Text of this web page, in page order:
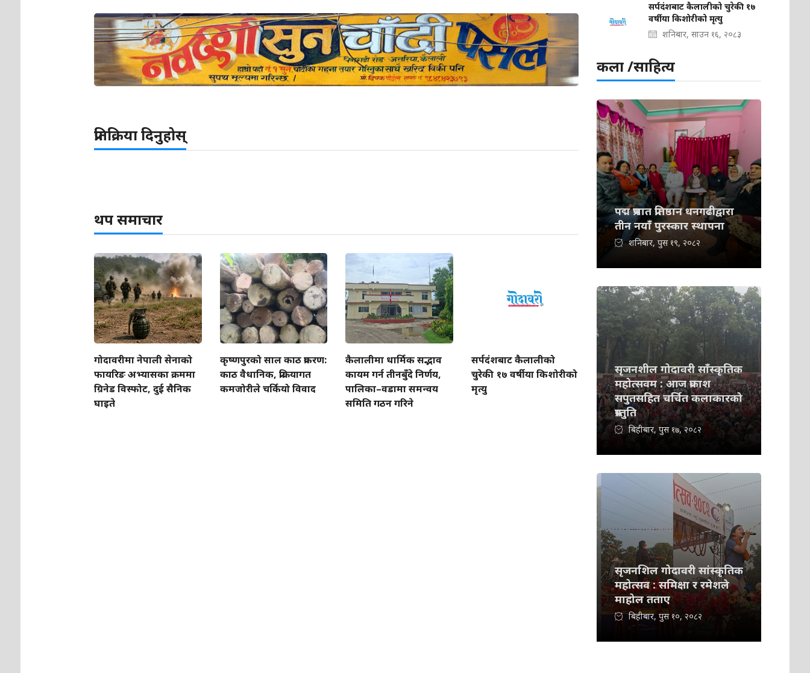
प्रतिक्रिया दिनुहोस्
थप समाचार
गोदावरीमा नेपाली सेनाको
फायरिङ अभ्यासका क्रममा
ग्रिनेड विस्फोट, दुई सैनिक
घाइते
कृष्णपुरको साल काठ प्रकरण:
काठ वैधानिक, प्रक्रियागत
कमजोरीले चर्कियो विवाद
कैलालीमा धार्मिक सद्भाव
कायम गर्न तीनबुँदे निर्णय,
पालिका–वडामा समन्वय
समिति गठन गरिने
सर्पदंशबाट कैलालीको
चुरेकी १७ वर्षीया किशोरीको
मृत्यु
सर्पदंशबाट कैलालीको चुरेकी १७
वर्षीया किशोरीको मृत्यु
शनिबार, साउन १६, २०८३
कला /साहित्य
पद्म प्रभात प्रतिष्ठान धनगढीद्वारा
तीन नयाँ पुरस्कार स्थापना
शनिबार, पुस १९, २०८२
सृजनशील गोदावरी साँस्कृतिक
महोत्सवम : आज प्रकाश
सपुतसहित चर्चित कलाकारको
प्रस्तुति
बिहीबार, पुस १७, २०८२
सृजनशिल गोदावरी सांस्कृतिक
महोत्सव : समिक्षा र रमेशले
माहोल तताए
बिहीबार, पुस १०, २०८२